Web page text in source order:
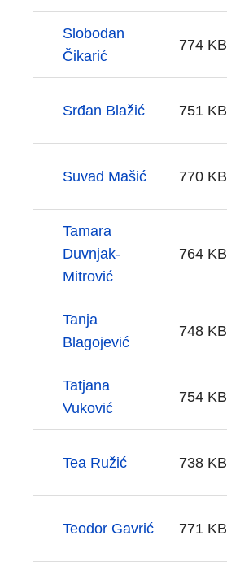
Slobodan
Čikarić
774 KB
Srđan Blažić 751 KB
Suvad Mašić 770 KB
Tamara
Duvnjak-
Mitrović
764 KB
Tanja
Blagojević
748 KB
Tatjana
Vuković
754 KB
Tea Ružić 738 KB
Teodor Gavrić 771 KB